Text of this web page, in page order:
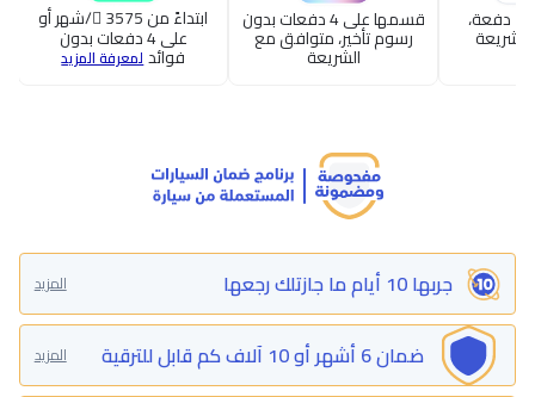
قسطها حتى 24 دفعة، قسمها على 4 دفعات بدون
رسوم تأخير، متوافق مع
الشريعة
ابتداءً من 3575 /شهر أو
على 4 دفعات بدون
فوائدلمعرفة المزيد
جربها 10 أيام ما جازتلك رجعها المزيد
ضمان 6 أشهر أو 10 آلاف كم قابل للترقية المزيد